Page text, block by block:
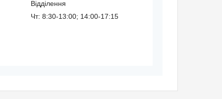
Відділення
Чт: 8:30-13:00; 14:00-17:15